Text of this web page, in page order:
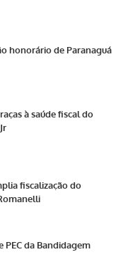
honorário de Paranaguá
à saúde fiscal do
fiscalização do
PEC da Bandidagem